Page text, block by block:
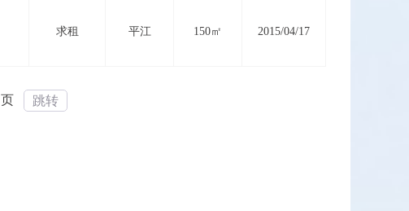
求租 平江 150㎡ 2015/04/17
页 跳转